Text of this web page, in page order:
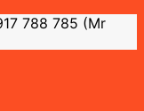
788 785 (Mr